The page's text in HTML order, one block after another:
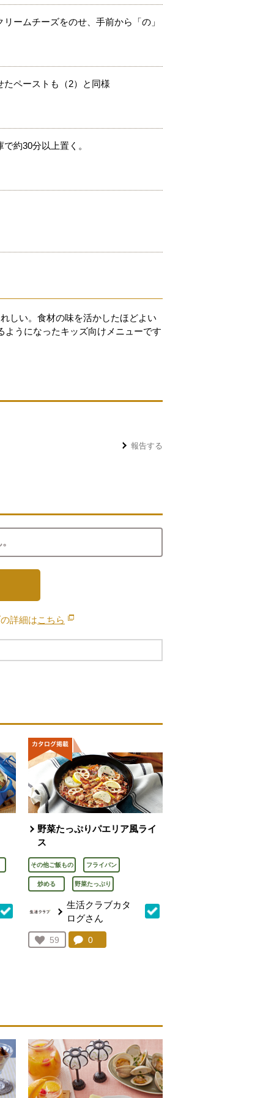
ームチーズをのせ、手前から「の」
ペーストも（2）と同様
約30分以上置く。
しい。食材の味を活かしたほどよい
うになったキッズ向けメニューです
報告する
詳細はこちら 別のウィンドウで開きます。
見る。
野菜たっぷりパエリア風ライ
ス
その他ご飯もの フライパン
炒める 野菜たっぷり
生活クラブカタ
ログさん
お気に入り登録：
59
人が登録
コメント：
0件。コメントを見る。